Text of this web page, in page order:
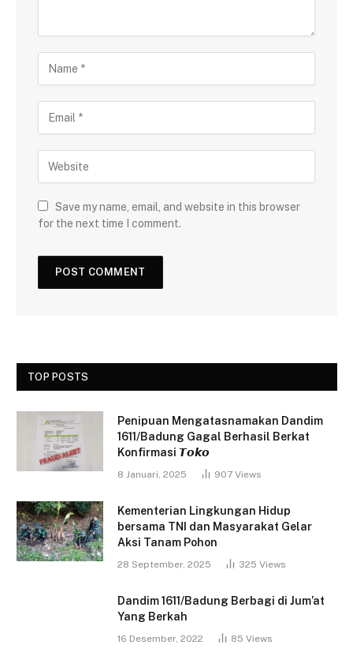
Save my name, email, and website in this browser
for the next time I comment.
TOP POSTS
Penipuan Mengatasnamakan Dandim
1611/Badung Gagal Berhasil Berkat
Konfirmasi 𝙏𝙤𝙠𝙤
8 Januari, 2025 907 Views
Kementerian Lingkungan Hidup
bersama TNI dan Masyarakat Gelar
Aksi Tanam Pohon
28 September, 2025 325 Views
Dandim 1611/Badung Berbagi di Jum’at
Yang Berkah
16 Desember, 2022 85 Views